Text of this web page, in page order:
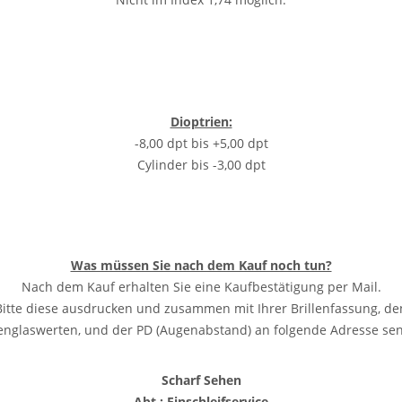
Dioptrien:
-8,00 dpt bis +5,00 dpt
Cylinder bis -3,00 dpt
Was müssen Sie nach dem Kauf noch tun?
Nach dem Kauf erhalten Sie eine Kaufbestätigung per Mail.
diese ausdrucken und zusammen mit Ihrer Brillenfassung,
und der PD (Augenabstand) an folgende Adresse
Scharf Sehen